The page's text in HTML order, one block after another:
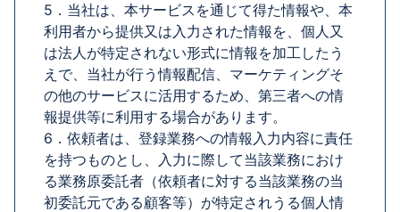
5．当社は、本サービスを通じて得た情報や、本
利用者から提供又は入力された情報を、個人又
は法人が特定されない形式に情報を加工したう
えで、当社が行う情報配信、マーケティングそ
の他のサービスに活用するため、第三者への情
報提供等に利用する場合があります。
6．依頼者は、登録業務への情報入力内容に責任
を持つものとし、入力に際して当該業務におけ
る業務原委託者（依頼者に対する当該業務の当
初委託元である顧客等）が特定されうる個人情